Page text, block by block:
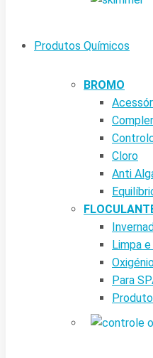
Produtos Químicos
BROMO
Cloro
Anti
Limpa
Para